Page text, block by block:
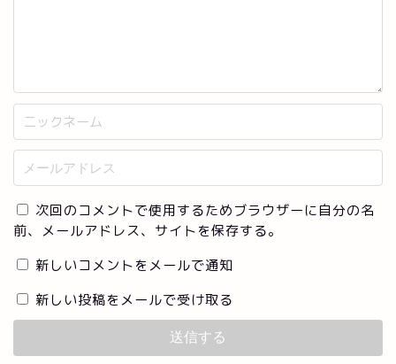
次回のコメントで使用するためブラウザーに自分の名
前、メールアドレス、サイトを保存する。
新しいコメントをメールで通知
新しい投稿をメールで受け取る